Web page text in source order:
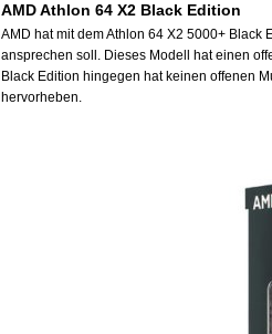
AMD Athlon 64 X2 Black Edition
AMD hat mit dem Athlon 64 X2 5000+
ansprechen soll. Dieses Modell hat einen
Black Edition hingegen hat keinen offenen
hervorheben.